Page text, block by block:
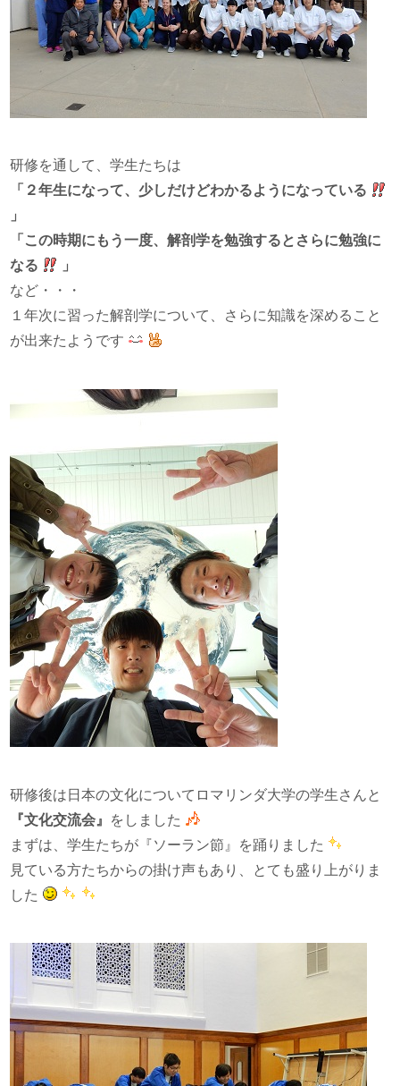
研修を通して、学生たちは
「２年生になって、少しだけどわかるようになっている
」
「この時期にもう一度、解剖学を勉強するとさらに勉強に
なる
」
など・・・
１年次に習った解剖学について、さらに知識を深めること
が出来たようです
研修後は日本の文化についてロマリンダ大学の学生さんと
『文化交流会』
をしました
まずは、学生たちが『ソーラン節』を踊りました
見ている方たちからの掛け声もあり、とても盛り上がりま
した